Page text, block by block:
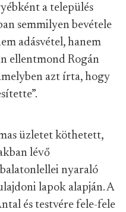
a település
semmilyen bevétele
adásvétel, hanem
ellentmond Rogán
azt írta, hogy
üzletet köthetett,
lévő
nyaraló
lapok alapján. A
és testvére fele-fele